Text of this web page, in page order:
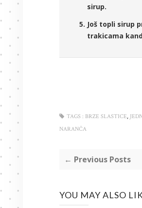
sirup.
Još topli sirup
trakicama
TAGS : BRZE SLASTICE,
NARANČA
← Previous Posts
YOU MAY ALSO